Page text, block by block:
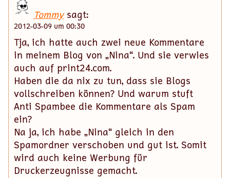
Tommysagt:
2012-03-09 um 00:30
Tja, ich hatte auch zwei neue Kommentare
in meinem Blog von „Nina“. Und sie verwies
auch auf print24.com.
Haben die da nix zu tun, dass sie Blogs
vollschreiben können? Und warum stuft
Anti Spambee die Kommentare als Spam
ein?
Na ja, ich habe „Nina“ gleich in den
Spamordner verschoben und gut ist. Somit
wird auch keine Werbung für
Druckerzeugnisse gemacht.